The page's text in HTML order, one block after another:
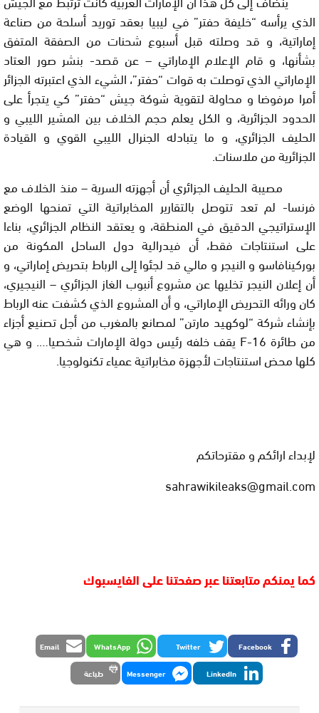
الذي يرأسه “خليفة حفتر” في ليبيا بعقد توريد أسلحة من صناعة
إماراتية، و قد وصلته قبل أسبوع شحنات من الصفقة المتفق
بشأنها، و قام الإعلام الإماراتي – عن قصد- بنشر صور العتاد
الإماراتي الذي توصلت به قوات “حفتر”، الشيء الذي اعتبرته الجزائر
أمرا مرفوضا و محاولة لتقوية شوكة جيش “حفتر” كي يتجرأ على
الحدود الجزائرية، و الكل يعلم حجم الخلاف بين المشير الليبي و
الحليف الجزائري، و ما يتبادله الجنرال الليبي القوي و القيادة
الجزائرية من ملاسنات.
مصيبة الحليف الجزائري أن أجهزته السرية – منذ الخلاف مع
فرنسا- لم تعد تتوصل بالتقارير المخابراتية التي تمنحها الوضع
الإستراتيجي الدقيق في المنطقة، و يعتقد النظام الجزائري، بناءا
على استنتاجات فقط، أن فيدرالية دول الساحل المكونة من
بوركينافاسو و النيجر و مالي قد لجئوا إلى الرباط بتحريض إماراتي، و
أن إعلان النيجر تخليها عن مشروع أنبوب الغاز الجزائري – النيجيري،
كان ورائه التحريض الإماراتي، و أن المشروع الذي كشفت عنه الرباط
بإنشاء شركة “لوكهيد مارتن” لمصانع بالمغرب من أجل تصنيع أجزاء
من طائرة F-16 يقف خلفه رئيس دولة الإمارات شخصيا…. و هي
كلها محض استنتاجات لأجهزة مخابراتية عمياء تكنولوجيا.
لإبداء ارائكم و مقترحاتكم
sahrawikileaks@gmail.com
كما يمنكم متابعتنا عبر صفحتنا على الفايسبوك
Facebook
Twitter
WhatsApp
Email
LinkedIn
Messenger طباعة